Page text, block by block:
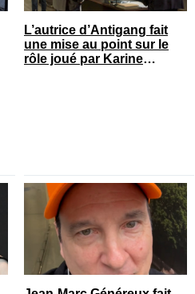
L’autrice d’Antigang fait
une mise au point sur le
rôle joué par Karine